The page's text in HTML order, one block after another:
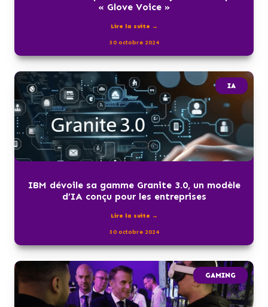
« Glove Voice »
Lire la suite →
30 octobre 2024
IA
IBM dévoile sa gamme Granite 3.0, un modèle
d’IA conçu pour les entreprises
Lire la suite →
30 octobre 2024
GAMING